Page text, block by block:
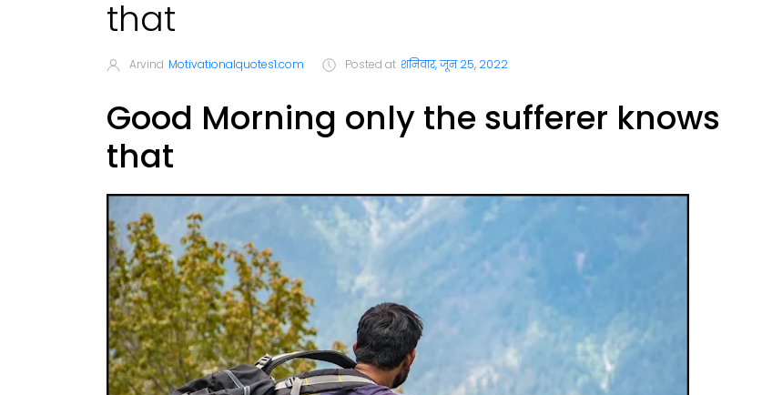
that
Arvind Motivationalquotes1.com Posted at शनिवार, जून 25, 2022
Good Morning only the sufferer knows
that